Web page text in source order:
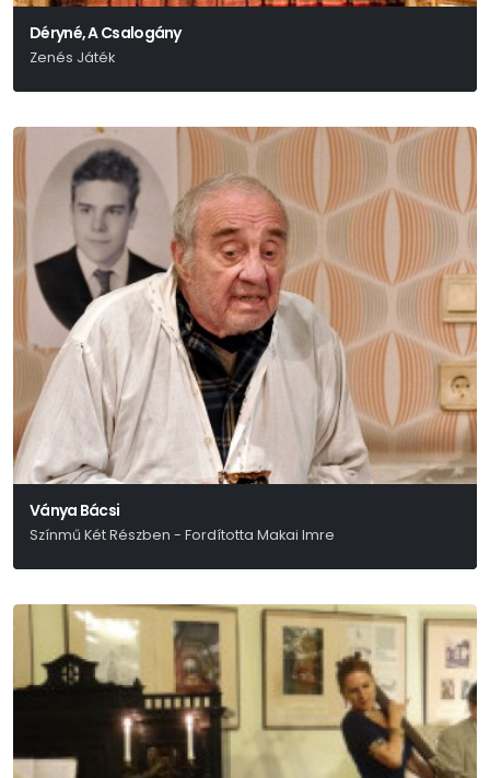
Déryné, A Csalogány
Zenés Játék
Ványa Bácsi
Színmű Két Részben - Fordította Makai Imre